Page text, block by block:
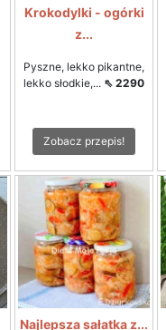
Krokodylki - ogórki
z...
Pyszne, lekko pikantne,
lekko słodkie,... ⇖ 2290
Zobacz przepis!
Najlepsza sałatka z...